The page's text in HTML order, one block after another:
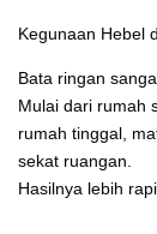
Kegunaan Hebel
Bata ringan
Mulai dari rumah
rumah tinggal,
sekat ruangan.
Hasilnya lebih